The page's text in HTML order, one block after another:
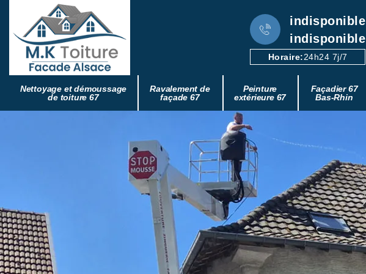
indisponible
indisponible
Horaire:24h24 7j/7
Nettoyage et démoussage
de toiture 67
Ravalement de
façade 67
Peinture
extérieure 67
Façadier 67
Bas-Rhin